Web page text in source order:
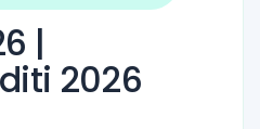
|
2026